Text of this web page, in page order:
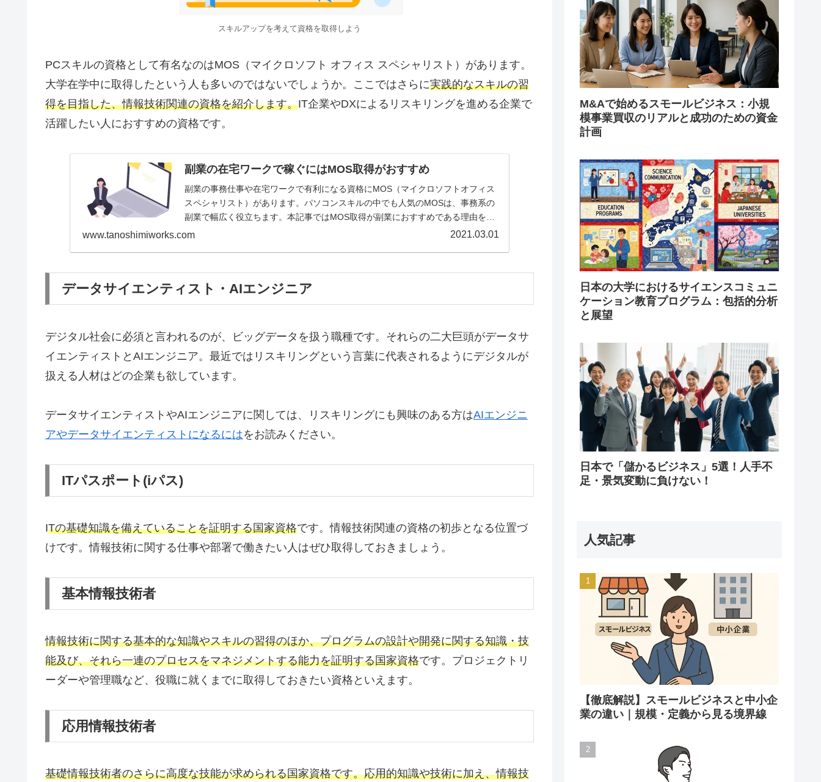
スキルアップを考えて資格を取得しよう
PCスキルの資格として有名なのはMOS（マイクロソフト オフィス スペシャリスト）があります。
大学在学中に取得したという人も多いのではないでしょうか。ここではさらに実践的なスキルの習
得を目指した、情報技術関連の資格を紹介します。IT企業やDXによるリスキリングを進める企業で
活躍したい人におすすめの資格です。
副業の在宅ワークで稼ぐにはMOS取得がおすすめ
副業の事務仕事や在宅ワークで有利になる資格にMOS（マイクロソフトオフィス
スペシャリスト）があります。パソコンスキルの中でも人気のMOSは、事務系の
副業で幅広く役立ちます。本記事ではMOS取得が副業におすすめである理由を中
心に、MOSというスキルの活用法もご紹介します。
www.tanoshimiworks.com 2021.03.01
データサイエンティスト・AIエンジニア
デジタル社会に必須と言われるのが、ビッグデータを扱う職種です。それらの二大巨頭がデータサ
イエンティストとAIエンジニア。最近ではリスキリングという言葉に代表されるようにデジタルが
扱える人材はどの企業も欲しています。
データサイエンティストやAIエンジニアに関しては、リスキリングにも興味のある方はAIエンジニ
アやデータサイエンティストになるにはをお読みください。
ITパスポート(iパス)
ITの基礎知識を備えていることを証明する国家資格です。情報技術関連の資格の初歩となる位置づ
けです。情報技術に関する仕事や部署で働きたい人はぜひ取得しておきましょう。
基本情報技術者
情報技術に関する基本的な知識やスキルの習得のほか、プログラムの設計や開発に関する知識・技
能及び、それら一連のプロセスをマネジメントする能力を証明する国家資格です。プロジェクトリ
ーダーや管理職など、役職に就くまでに取得しておきたい資格といえます。
応用情報技術者
基礎情報技術者のさらに高度な技能が求められる国家資格です。応用的知識や技術に加え、情報技
M&Aで始めるスモールビジネス：小規
模事業買収のリアルと成功のための資金
計画
日本の大学におけるサイエンスコミュニ
ケーション教育プログラム：包括的分析
と展望
日本で「儲かるビジネス」5選！人手不
足・景気変動に負けない！
人気記事
【徹底解説】スモールビジネスと中小企
業の違い｜規模・定義から見る境界線